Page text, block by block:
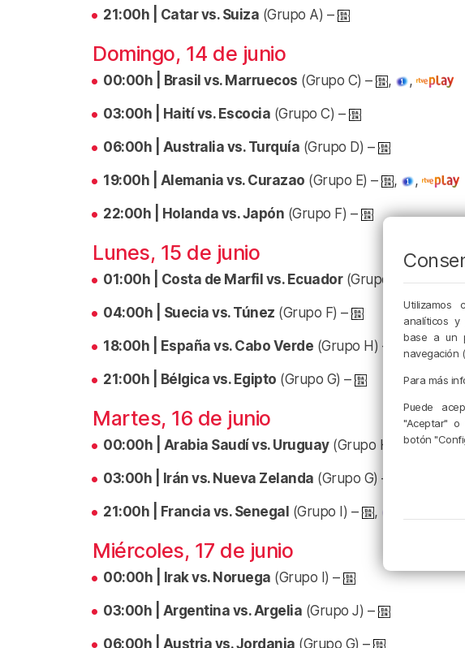
21:00h | Catar vs. Suiza (Grupo A) –
Domingo, 14 de junio
00:00h | Brasil vs. Marruecos (Grupo C) – , ,
03:00h | Haití vs. Escocia (Grupo C) –
06:00h | Australia vs. Turquía (Grupo D) –
19:00h | Alemania vs. Curazao (Grupo E) – , ,
22:00h | Holanda vs. Japón (Grupo F) –
Lunes, 15 de junio
01:00h | Costa de Marfil vs. Ecuador(Grupo E) –
04:00h | Suecia vs. Túnez (Grupo F) –
18:00h | España vs. Cabo Verde (Grupo H) – , ,
21:00h | Bélgica vs. Egipto (Grupo G) –
Martes, 16 de junio
00:00h | Arabia Saudí vs. Uruguay(Grupo H) –
03:00h | Irán vs. Nueva Zelanda (Grupo G) –
21:00h | Francia vs. Senegal (Grupo I) – ,
Miércoles, 17 de junio
00:00h | Irak vs. Noruega (Grupo I) –
03:00h | Argentina vs. Argelia (Grupo J) –
06:00h | Austria vs. Jordania (Grupo G) –
Utilizamos
analíticos y
base a un
navegación
Para más
Puede
"Aceptar" o
botón